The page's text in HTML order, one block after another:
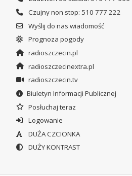
Czujny non stop: 510 777 222
Wyślij do nas wiadomość
Prognoza pogody
radioszczecin.pl
radioszczecinextra.pl
radioszczecin.tv
Biuletyn Informacji Publicznej
Posłuchaj teraz
Logowanie
DUŻA CZCIONKA
DUŻY KONTRAST